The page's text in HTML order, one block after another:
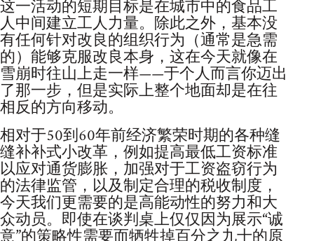
这一活动的短期目标是在城市中的食品工
人中间建立工人力量。除此之外，基本没
有任何针对改良的组织行为（通常是急需
的）能够克服改良本身，这在今天就像在
雪崩时往山上走一样——于个人而言你迈出
了那一步，但是实际上整个地面却是在往
相反的方向移动。
相对于50到60年前经济繁荣时期的各种缝
缝补补式小改革，例如提高最低工资标准
以应对通货膨胀，加强对于工资盗窃行为
的法律监管，以及制定合理的税收制度，
今天我们更需要的是高能动性的努力和大
众动员。即使在谈判桌上仅仅因为展示“诚